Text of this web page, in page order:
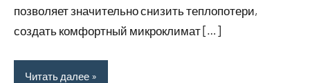
позволяет значительно снизить теплопотери,
создать комфортный микроклимат […]
Читать далее